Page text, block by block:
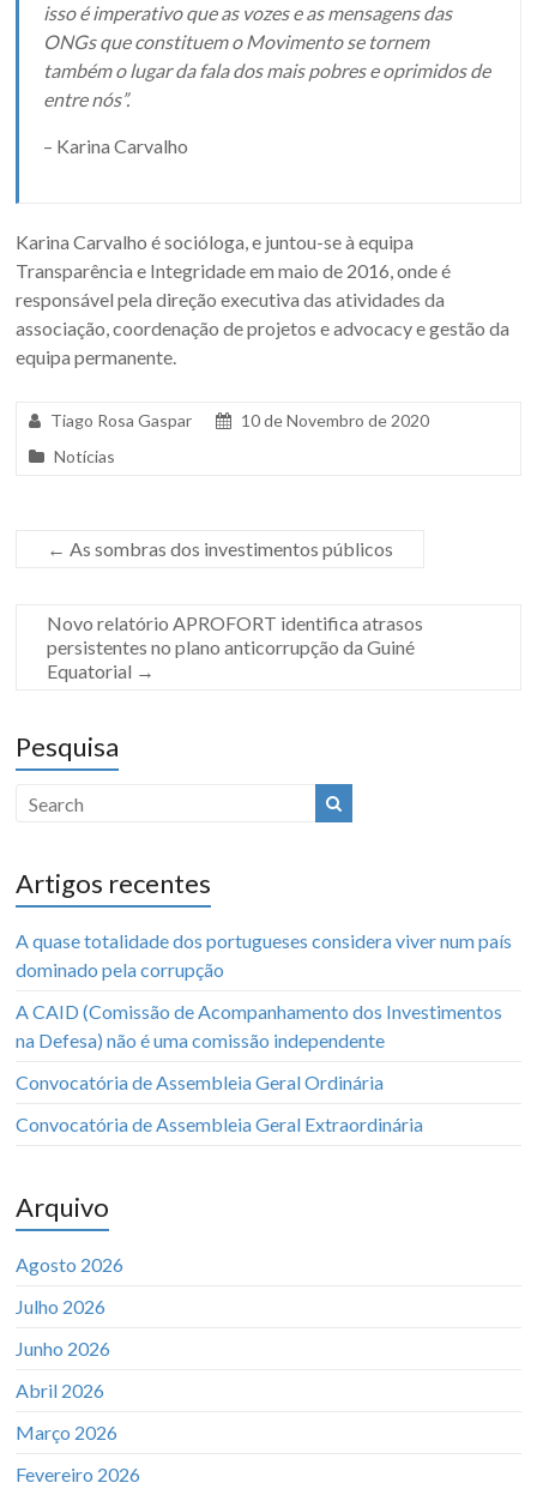
isso é imperativo que as vozes e as mensagens das
ONGs que constituem o Movimento se tornem
também o lugar da fala dos mais pobres e oprimidos de
entre nós”.
– Karina Carvalho
Karina Carvalho é socióloga, e juntou-se à equipa
Transparência e Integridade em maio de 2016, onde é
responsável pela direção executiva das atividades da
associação, coordenação de projetos e advocacy e gestão da
equipa permanente.
Tiago Rosa Gaspar
10 de Novembro de 2020
Notícias
← As sombras dos investimentos públicos
Novo relatório APROFORT identifica atrasos
persistentes no plano anticorrupção da Guiné
Equatorial →
Pesquisa
Artigos recentes
A quase totalidade dos portugueses considera viver num país
dominado pela corrupção
A CAID (Comissão de Acompanhamento dos Investimentos
na Defesa) não é uma comissão independente
Convocatória de Assembleia Geral Ordinária
Convocatória de Assembleia Geral Extraordinária
Arquivo
Agosto 2026
Julho 2026
Junho 2026
Abril 2026
Março 2026
Fevereiro 2026